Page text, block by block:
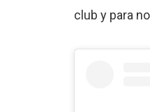
club y para